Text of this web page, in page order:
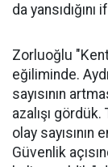
da
Zorluoğlu
eğiliminde.
sayısının
azalışı
olay sayısının
Güvenlik